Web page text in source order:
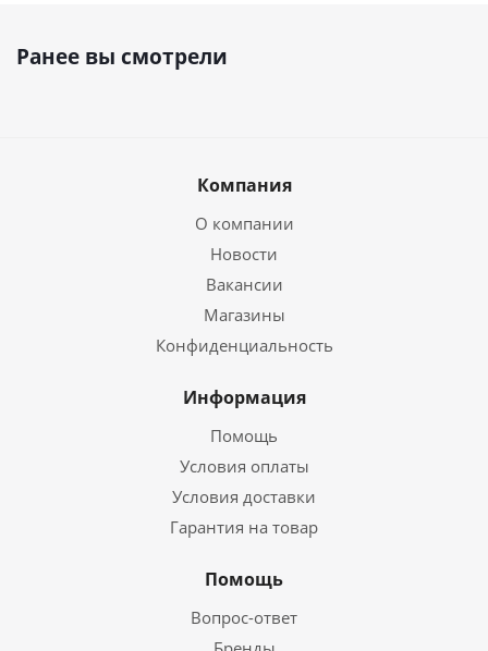
Ранее вы смотрели
Компания
О компании
Новости
Вакансии
Магазины
Конфиденциальность
Информация
Помощь
Условия оплаты
Условия доставки
Гарантия на товар
Помощь
Вопрос-ответ